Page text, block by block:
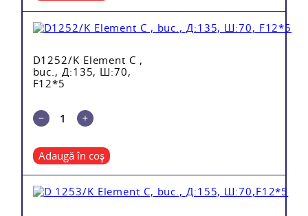
D1252/K Element C ,
buc., Д:135, Ш:70,
F12*5
Adaugă în coș